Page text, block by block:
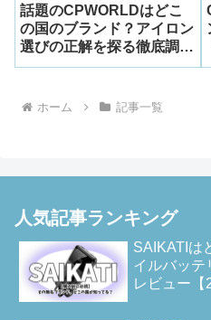
話題のCPWORLDはどこ
の国のブランド？アイロン
選びの正解を探る徹底調査
＆話題の「ZY-8801」を徹
ホーム 記事一覧
人気記事ランキング
SAIKATIは
イルバッテ
レビュー【